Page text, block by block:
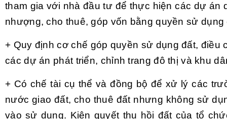
tham gia với nhà đầu tư để thực hiện các dự án
nhượng, cho thuê, góp vốn bằng quyền sử dụng
+ Quy định cơ chế góp quyền sử dụng đất, điều
các dự án phát triển, chỉnh trang đô thị và khu
+ Có chế tài cụ thể và đồng bộ để xử lý các
nước giao đất, cho thuê đất nhưng không sử
vào sử dụng. Kiên quyết thu hồi đất của tổ